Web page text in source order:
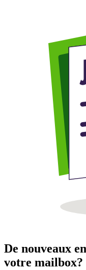
De nouveaux
votre mailbox?